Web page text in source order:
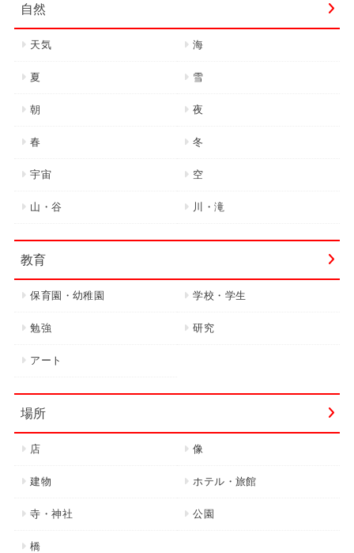
自然
天気 海
夏 雪
朝 夜
春 冬
宇宙 空
山・谷 川・滝
教育
保育園・幼稚園 学校・学生
勉強 研究
アート
場所
店 像
建物 ホテル・旅館
寺・神社 公園
橋